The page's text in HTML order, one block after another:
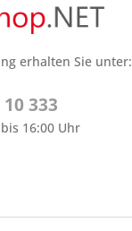
erhalten Sie unter:
333
16:00 Uhr